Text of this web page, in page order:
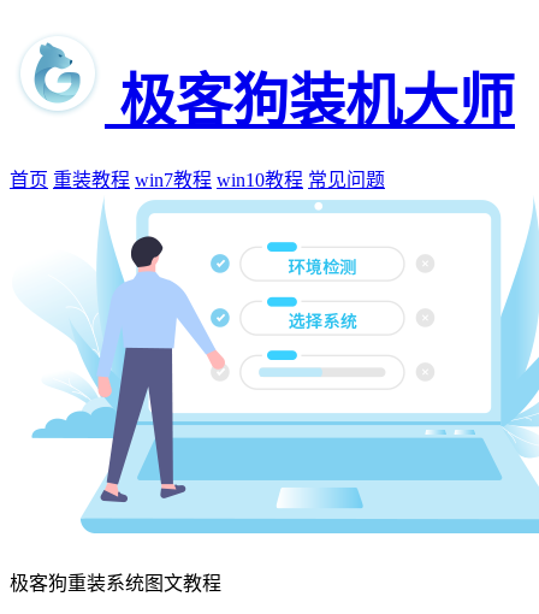
极客狗装机大师
首页 重装教程 win7教程 win10教程 常见问题
极客狗重装系统图文教程